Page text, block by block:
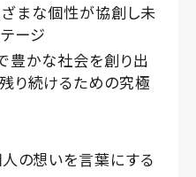
ざまな個性が協創し未
ージ
豊かな社会を創り出
り続けるための究極
の想いを言葉にする